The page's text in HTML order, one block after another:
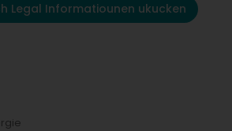
Legal Informatiounen ukucken